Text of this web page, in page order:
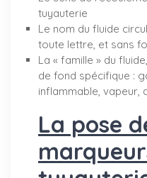
tuyauterie
Le nom du fluide
toute lettre, et sans
La « famille » du
de fond spécifique :
inflammable, vapeur,
La pose